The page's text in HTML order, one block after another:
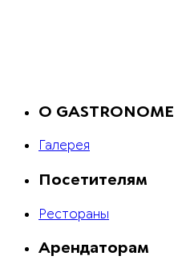
O GASTRONOME
Галерея
Посетителям
Рестораны
Арендаторам